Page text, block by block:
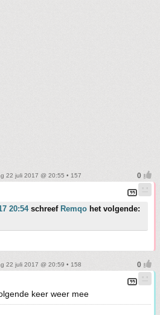
22 juli 2017 @ 20:55 • 157
20:54schreef Remqo het volgende:
22 juli 2017 @ 20:59 • 158
keer weer mee